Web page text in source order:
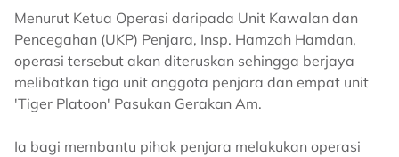
Menurut Ketua Operasi daripada Unit Kawalan dan
Pencegahan (UKP) Penjara, Insp. Hamzah Hamdan,
operasi tersebut akan diteruskan sehingga berjaya
melibatkan tiga unit anggota penjara dan empat unit
'Tiger Platoon' Pasukan Gerakan Am.
Ia bagi membantu pihak penjara melakukan operasi